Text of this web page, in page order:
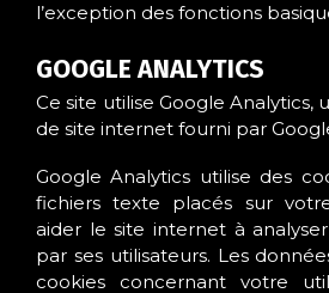
l’exception des fonctions
GOOGLE ANALYTICS
Ce site utilise Google Analytics,
de site internet fourni par
Google Analytics utilise des
fichiers texte placés sur
aider le site internet à
par ses utilisateurs. Les
cookies concernant votre